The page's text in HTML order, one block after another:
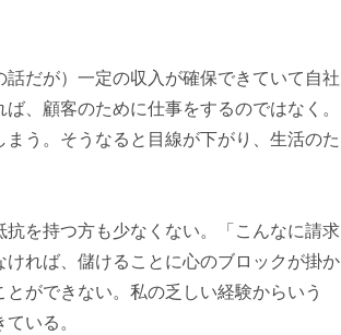
だが）一定の収入が確保できていて自社
、顧客のために仕事をするのではなく。
う。そうなると目線が下がり、生活のた
を持つ方も少なくない。「こんなに請求
れば、儲けることに心のブロックが掛か
ができない。私の乏しい経験からいう
いる。